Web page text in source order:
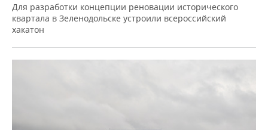
Для разработки концепции реновации исторического
квартала в Зеленодольске устроили всероссийский
хакатон